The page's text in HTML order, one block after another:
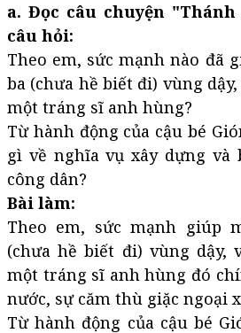
a. Đọc câu chuyện
câu hỏi:
Theo em, sức mạnh nào đã
ba (chưa hề biết đi) vùng
một tráng sĩ anh hùng?
Từ hành động của cậu bé
gì về nghĩa vụ xây dựng và
công dân?
Bài làm:
Theo em, sức mạnh giúp
(chưa hề biết đi) vùng dậy,
một tráng sĩ anh hùng đó
nước, sự căm thù giặc ngoại
Từ hành động của cậu bé